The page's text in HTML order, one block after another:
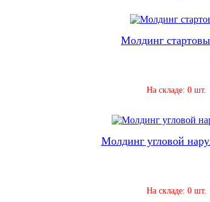
Молдинг
На складе: 0 шт.
Молдинг угловой
На складе: 0 шт.